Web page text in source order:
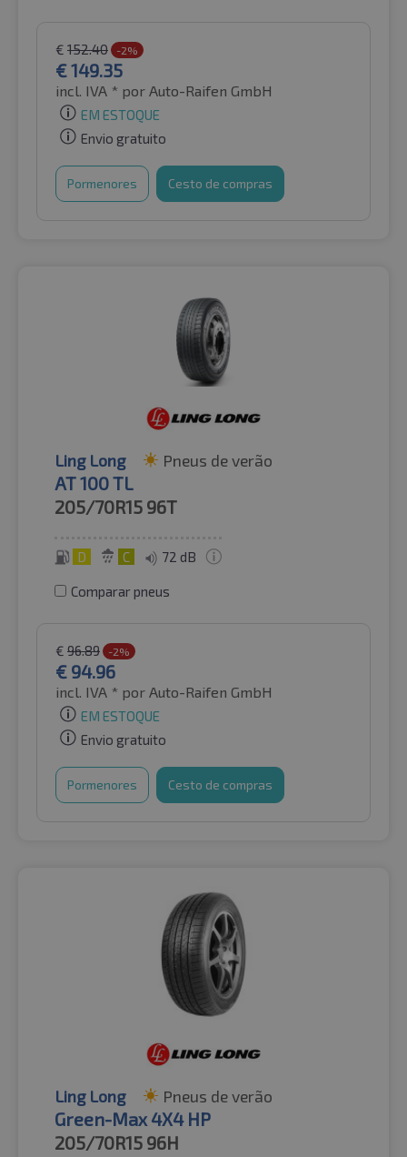
€ 152.40 -2%
€149.35
incl. IVA * por Auto-Raifen GmbH
EM ESTOQUE
Envio gratuito
Pormenores Cesto de compras
Ling Long Pneus de verão
AT 100 TL
205/70R15 96T
D C 72 dB
Comparar pneus
€ 96.89 -2%
€ 94.96
incl. IVA * por Auto-Raifen GmbH
EM ESTOQUE
Envio gratuito
Pormenores Cesto de compras
Ling Long Pneus de verão
Green-Max 4X4 HP
205/70R15 96H